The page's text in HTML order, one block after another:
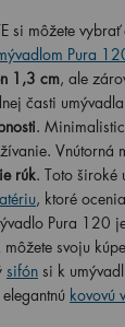
si môžete vybrať
Pura
1,3 cm, ale
časti umývadla
.
Vnútorná
rúk. Toto široké
, ktoré
Pura 120
svoju
sifón si k
kovovú